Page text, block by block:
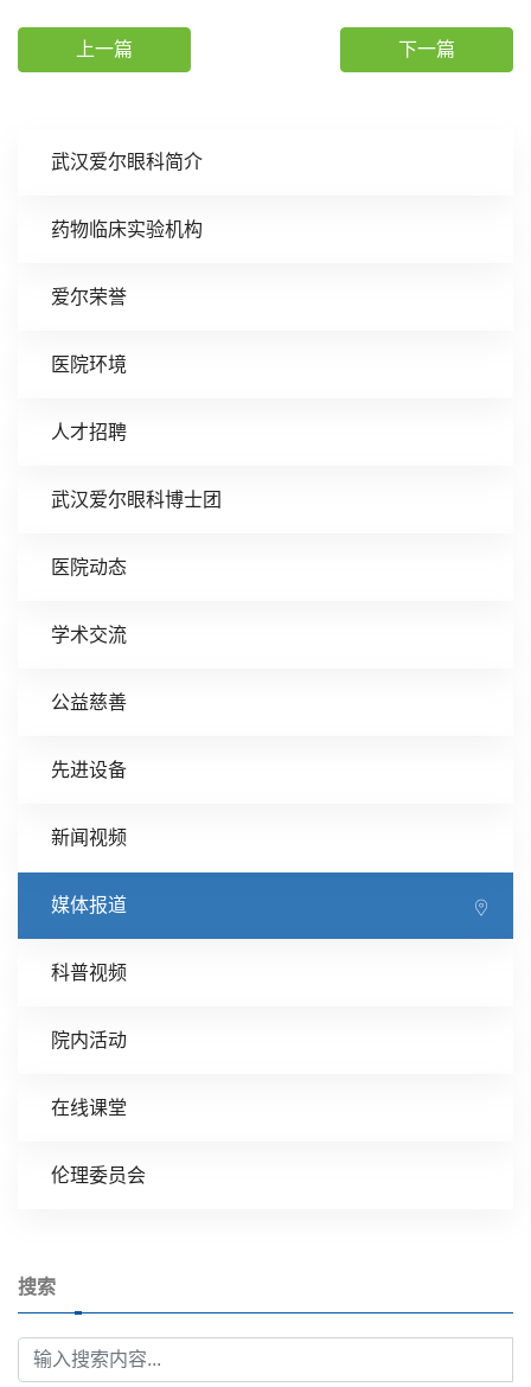
武汉爱尔眼科简介
药物临床实验机构
爱尔荣誉
医院环境
人才招聘
武汉爱尔眼科博士团
医院动态
学术交流
公益慈善
先进设备
新闻视频
媒体报道
科普视频
院内活动
在线课堂
伦理委员会
搜索
上一篇 下一篇